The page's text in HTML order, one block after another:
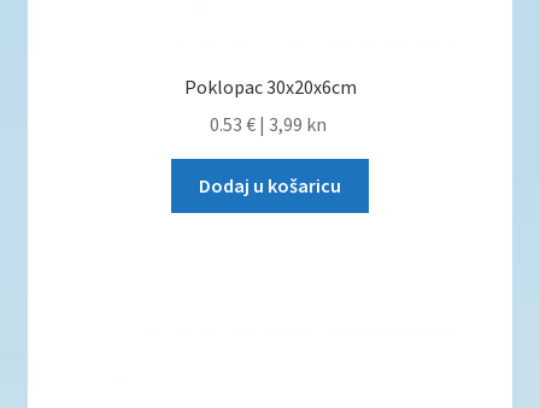
Poklopac 30x20x6cm
0.53 € | 3,99 kn
Dodaj u košaricu